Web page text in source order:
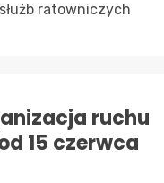
ratowniczych
ruchu
15 czerwca